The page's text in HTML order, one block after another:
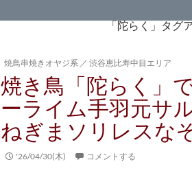
「陀らく」タグ
焼鳥串焼きオヤジ系 ／渋谷恵比寿中目エリア
焼き鳥「陀らく」
ーライム手羽元サ
ねぎまソリレスな
'26/04/30(木) コメントする